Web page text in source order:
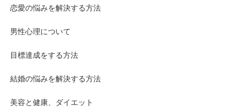
恋愛の悩みを解決する方法
男性心理について
目標達成をする方法
結婚の悩みを解決する方法
美容と健康、ダイエット